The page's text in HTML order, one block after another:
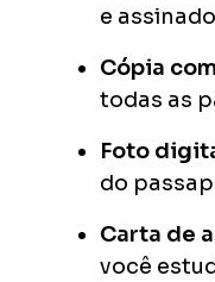
e assinado
Cópia
todas as
Foto
do
Carta de
você